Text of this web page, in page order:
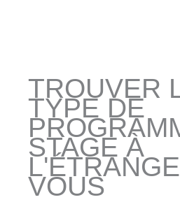
TROUVER
TYPE DE
STAGE À
VOUS